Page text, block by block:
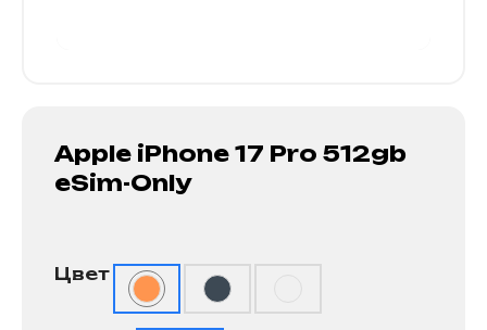
Apple iPhone 17 Pro 512gb
eSim-Only
Цвет